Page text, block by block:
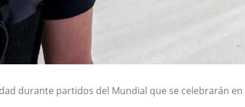
durante partidos del Mundial que se celebrarán en